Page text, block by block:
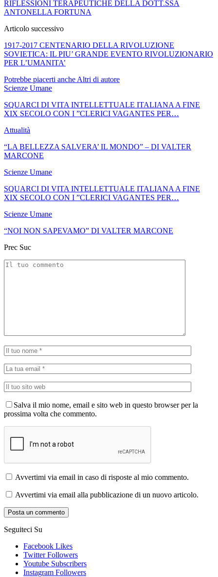
RIFLESSIONI TERAPEUTICHE DELLA DOTT.SSA
ANTONELLA FORTUNA
Articolo successivo
1917-2017 CENTENARIO DELLA RIVOLUZIONE
SOVIETICA: IL PIU’ GRANDE EVENTO RIVOLUZIONARIO
PER L’UMANITA’
Potrebbe piacerti anche Altri di autore
Scienze Umane
SQUARCI DI VITA INTELLETTUALE ITALIANA A FINE
XIX SECOLO CON I ”CLERICI VAGANTES PER…
Attualità
“LA BELLEZZA SALVERA’ IL MONDO” – DI VALTER
MARCONE
Scienze Umane
SQUARCI DI VITA INTELLETTUALE ITALIANA A FINE
XIX SECOLO CON I ”CLERICI VAGANTES PER…
Scienze Umane
“NOI NON SAPEVAMO” DI VALTER MARCONE
Prec Suc
Salva il mio nome, email e sito web in questo browser per la
prossima volta che commento.
Avvertimi via email in caso di risposte al mio commento.
Avvertimi via email alla pubblicazione di un nuovo articolo.
Seguiteci Su
Facebook Likes
Twitter Followers
Youtube Subscribers
Instagram Followers